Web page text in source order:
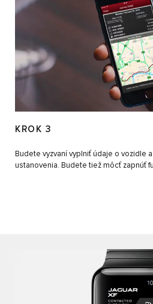
KROK 3
Budete vyzvaní vyplniť údaje o vozidle
ustanovenia. Budete tiež môcť zapnúť